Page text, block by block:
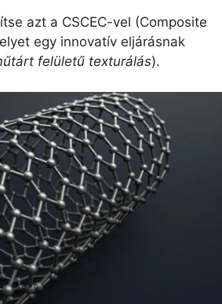
azt a CSCEC-vel (Composite
egy innovatív eljárásnak
felületű texturálás).